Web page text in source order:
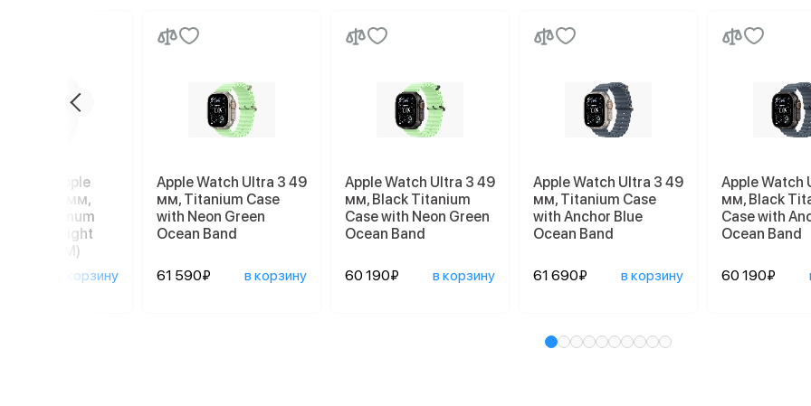
часы Apple
SE 3 40 мм,
Aluminum
with Starlight
Band (S/M)
в корзину
Apple Watch Ultra 3 49
мм, Titanium Case
with Neon Green
Ocean Band
61 590₽ в корзину
Apple Watch Ultra 3 49
мм, Black Titanium
Case with Neon Green
Ocean Band
60 190₽ в корзину
Apple Watch Ultra 3 49
мм, Titanium Case
with Anchor Blue
Ocean Band
61 690₽ в корзину
Apple Watch
мм, Black
Case with
Ocean Band
60 190₽